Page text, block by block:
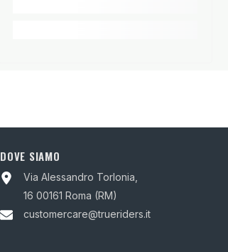
DOVE SIAMO
Via Alessandro Torlonia,
16 00161 Roma (RM)
customercare@trueriders.it